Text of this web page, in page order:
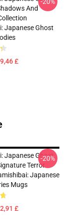
And
Japanese Ghost
£
Japanese Ghost
Terror
Japanese
Mugs
£
-20%